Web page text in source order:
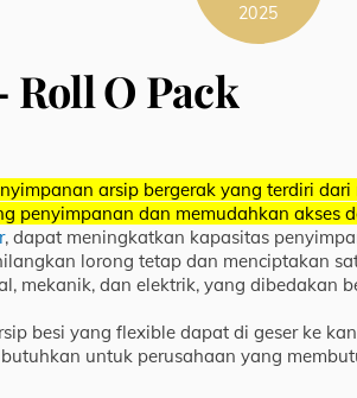
2025
Roll O Pack
arsip bergerak yang terdiri
penyimpanan dan memudahkan akses
, dapat meningkatkan kapasitas
lorong tetap dan menciptakan
mekanik, dan elektrik, yang dibedakan
besi yang flexible dapat di geser ke
untuk perusahaan yang